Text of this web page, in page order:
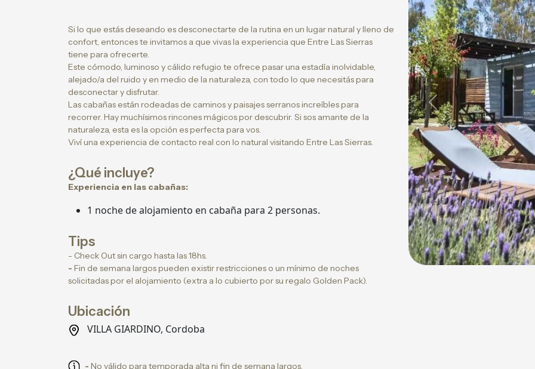
Si lo que estás deseando es desconectarte de la rutina en un lugar natural y lleno de
confort, entonces te invitamos a que vivas la experiencia que Entre Las Sierras
tiene para ofrecerte.
Este cómodo, luminoso y cálido refugio te ofrece pasar una estadía inolvidable,
alejado/a del ruido y en medio de la naturaleza, con todo lo que necesitás para
desconectar y disfrutar.
Las cabañas están rodeadas de caminos y paisajes serranos increíbles para
recorrer. Hay muchísimos rincones mágicos por descubrir. Si sos amante de la
naturaleza, esta es la opción es perfecta para vos.
Viví una experiencia de contacto real con lo natural visitando Entre Las Sierras.
¿Qué incluye?
Experiencia en las cabañas:
1 noche de alojamiento en cabaña para 2 personas.
Tips
- Check Out sin cargo hasta las 18hs.
- Fin de semana largos pueden existir restricciones o un mínimo de noches
solicitadas por el alojamiento (extra a lo cubierto por su regalo Golden Pack).
Ubicación
VILLA GIARDINO, Cordoba
- No válido para temporada alta ni fin de semana largos.
Previous